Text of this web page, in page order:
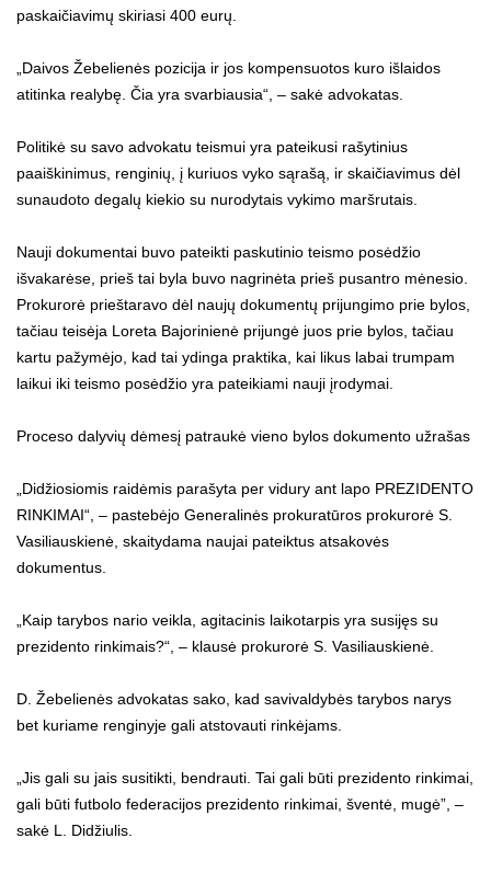
paskaičiavimų skiriasi 400 eurų.
„Daivos Žebelienės pozicija ir jos kompensuotos kuro išlaidos
atitinka realybę. Čia yra svarbiausia“, – sakė advokatas.
Politikė su savo advokatu teismui yra pateikusi rašytinius
paaiškinimus, renginių, į kuriuos vyko sąrašą, ir skaičiavimus dėl
sunaudoto degalų kiekio su nurodytais vykimo maršrutais.
Nauji dokumentai buvo pateikti paskutinio teismo posėdžio
išvakarėse, prieš tai byla buvo nagrinėta prieš pusantro mėnesio.
Prokurorė prieštaravo dėl naujų dokumentų prijungimo prie bylos,
tačiau teisėja Loreta Bajorinienė prijungė juos prie bylos, tačiau
kartu pažymėjo, kad tai ydinga praktika, kai likus labai trumpam
laikui iki teismo posėdžio yra pateikiami nauji įrodymai.
Proceso dalyvių dėmesį patraukė vieno bylos dokumento užrašas
„Didžiosiomis raidėmis parašyta per vidury ant lapo PREZIDENTO
RINKIMAI“, – pastebėjo Generalinės prokuratūros prokurorė S.
Vasiliauskienė, skaitydama naujai pateiktus atsakovės
dokumentus.
„Kaip tarybos nario veikla, agitacinis laikotarpis yra susijęs su
prezidento rinkimais?“, – klausė prokurorė S. Vasiliauskienė.
D. Žebelienės advokatas sako, kad savivaldybės tarybos narys
bet kuriame renginyje gali atstovauti rinkėjams.
„Jis gali su jais susitikti, bendrauti. Tai gali būti prezidento rinkimai,
gali būti futbolo federacijos prezidento rinkimai, šventė, mugė”, –
sakė L. Didžiulis.